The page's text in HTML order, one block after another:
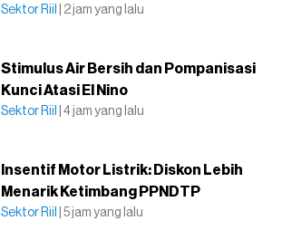
Sektor Riil | 2 jam yang lalu
Stimulus Air Bersih dan Pompanisasi
Kunci Atasi El Nino
Sektor Riil | 4 jam yang lalu
Insentif Motor Listrik: Diskon Lebih
Menarik Ketimbang PPNDTP
Sektor Riil | 5 jam yang lalu